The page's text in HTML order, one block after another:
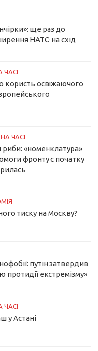
ще раз до
НАТО на схід
ЧАСІ
користь освіжаючого
НА ЧАСІ
риби: «номенклатура»
фронту с початку
тиску на Москву?
путін затвердив
протидії екстремізму»
ЧАСІ
у Астані